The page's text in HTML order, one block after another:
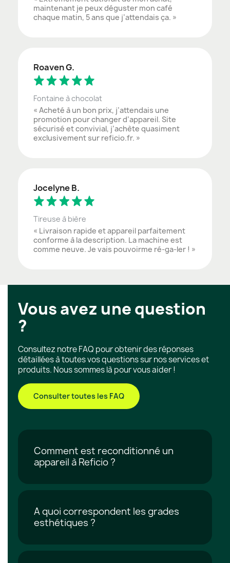
maintenant je peux déguster mon café
chaque matin, 5 ans que j’attendais ça. »
Roaven G.
Fontaine à chocolat
« Acheté à un bon prix, j’attendais une
promotion pour changer d’appareil. Site
sécurisé et convivial, j’achète quasiment
exclusivement sur reficio.fr. »
Jocelyne B.
Tireuse à bière
« Livraison rapide et appareil parfaitement
conforme à la description. La machine est
comme neuve. Je vais pouvoirme ré-ga-ler ! »
Vous avez une question
?
Consultez notre FAQ pour obtenir des réponses
détaillées à toutes vos questions sur nos services et
produits. Nous sommes là pour vous aider !
Consulter toutes les FAQ
Comment est reconditionné un
appareil à Reficio ?
A quoi correspondent les grades
esthétiques ?